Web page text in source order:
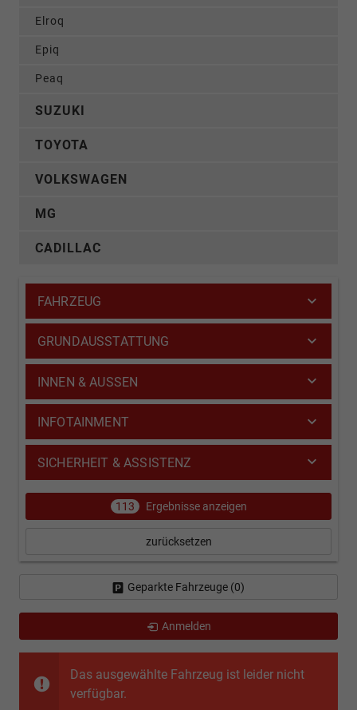
Das ausgewählte Fahrzeug ist leider nicht
verfügbar.
Elroq
Epiq
Peaq
SUZUKI
TOYOTA
VOLKSWAGEN
MG
CADILLAC
FAHRZEUG
GRUNDAUSSTATTUNG
INNEN & AUSSEN
INFOTAINMENT
SICHERHEIT & ASSISTENZ
113 Ergebnisse anzeigen
zurücksetzen
Geparkte Fahrzeuge (0)
Anmelden